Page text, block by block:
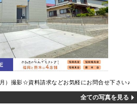
）撮影☆資料請求などお気軽にお問合せ下さい♪
全ての写真を見る